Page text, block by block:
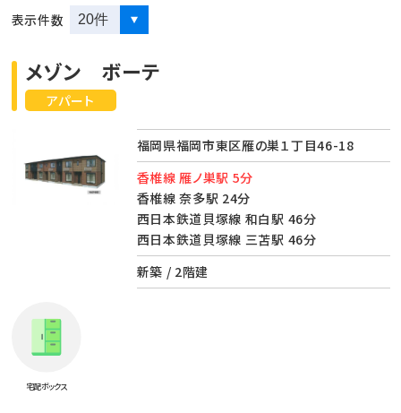
表示件数
アパート
メゾン ボーテ
福岡県福岡市東区雁の巣１丁目46-18
香椎線 雁ノ巣駅 5分
香椎線 奈多駅 24分
西日本鉄道貝塚線 和白駅 46分
西日本鉄道貝塚線 三苫駅 46分
新築 / 2階建
宅配ボックス